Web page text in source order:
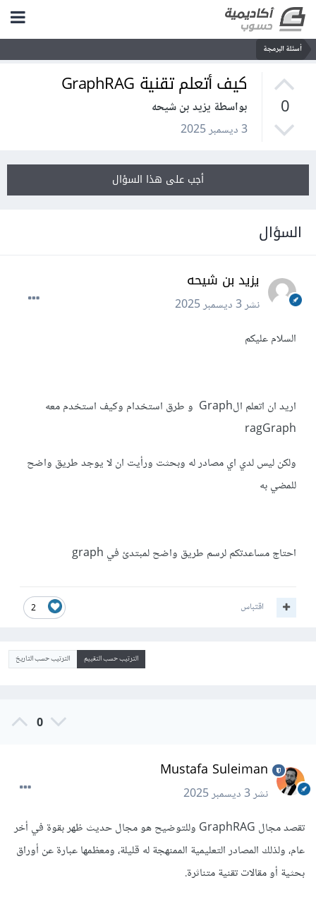
أسئلة البرمجة
0
كيف أتعلم تقنية GraphRAG
بواسطة يزيد بن شيحه
3 ديسمبر 2025
أجب على هذا السؤال
السؤال
يزيد بن شيحه
نشر3 ديسمبر 2025
السلام عليكم
اريد ان اتعلم الGraph و طرق استخدام وكيف استخدم معه
ragGraph
ولكن ليس لدي اي مصادر له وبحثت ورأيت ان لا يوجد طريق واضح
للمضي به
احتاج مساعدتكم لرسم طريق واضح لمبتدئ في graph
2 اقتباس
الترتيب حسب التقييم الترتيب حسب التاريخ
0
Mustafa Suleiman
نشر3 ديسمبر 2025
تقصد مجال GraphRAG وللتوضيح هو مجال حديث ظهر بقوة في أخر
عام، ولذلك المصادر التعليمية الممنهجة له قليلة، ومعظمها عبارة عن أوراق
بحثية أو مقالات تقنية متناثرة.